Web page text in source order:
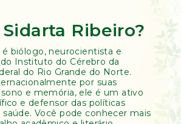
Ribeiro?
é biólogo, neurocientista e
Instituto do Cérebro da
do Rio Grande do Norte.
por suas
e memória, ele é um ativo
e defensor das políticas
Você pode conhecer mais